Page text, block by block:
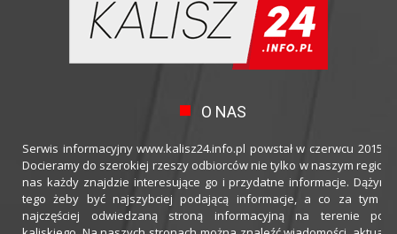
O NAS
Serwis informacyjny www.kalisz24.info.pl powstał w czerwcu 2015
Docieramy do szerokiej rzeszy odbiorców nie tylko w naszym
nas każdy znajdzie interesujące go i przydatne informacje.
tego żeby być najszybciej podającą informacje, a co za tym
najczęściej odwiedzaną stroną informacyjną na terenie